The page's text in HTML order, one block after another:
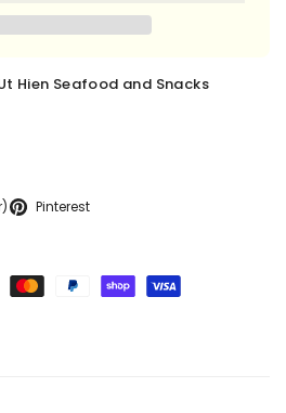
Hien Seafood and Snacks
Pinterest